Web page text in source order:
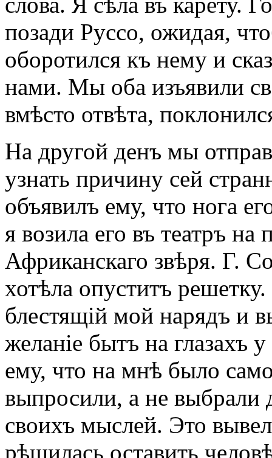
позади Руссо, ожидая,
оборотился къ нему и
нами. Мы оба изъявили
вмѣсто отвѣта,
На другой денъ мы
узнать причину сей
объявилъ ему, что нога
я возила его въ театръ на
Африканскаго звѣря. Г.
хотѣла опуститъ
блестящій мой нарядъ и
желаніе бытъ на глазахъ
ему, что на мнѣ было
выпросили, а не
своихъ мыслей. Это
рѣшилась оставить